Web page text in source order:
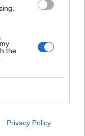
the
Privacy Policy
in meinem
ich mich jetzt